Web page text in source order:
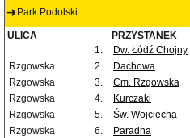
Park Podolski
ULICA PRZYSTANEK
1.
Dw. Łódź Chojny
Rzgowska
2. Dachowa
Rzgowska
3. Cm. Rzgowska
Rzgowska
4. Kurczaki
Rzgowska
5. Św. Wojciecha
Rzgowska
6. Paradna